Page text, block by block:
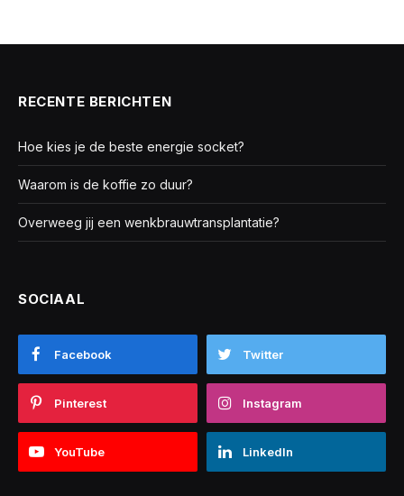
RECENTE BERICHTEN
Hoe kies je de beste energie socket?
Waarom is de koffie zo duur?
Overweeg jij een wenkbrauwtransplantatie?
SOCIAAL
Facebook Twitter
Pinterest Instagram
YouTube LinkedIn